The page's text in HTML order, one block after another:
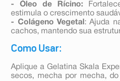
- Óleo de Rícino:
estimula o crescimento
- Colágeno Vegetal : Ajuda
cachos, mantendo sua
Como Usar:
Aplique a Gelatina Skala
secos, mecha por mecha,